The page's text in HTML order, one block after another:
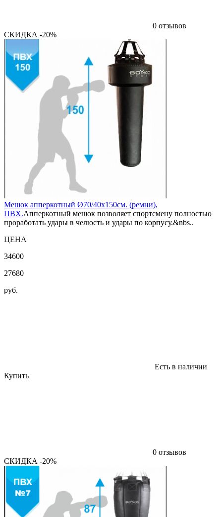
0 отзывов
СКИДКА -20%
Мешок апперкотный Ø70/40х150см. (ремни),
ПВХ.Апперкотный мешок позволяет спортсмену полностью
проработать удары в челюсть и удары по корпусу.&nbs..
ЦЕНА
34600
27680
руб.
Есть в наличии
Купить
0 отзывов
СКИДКА -20%